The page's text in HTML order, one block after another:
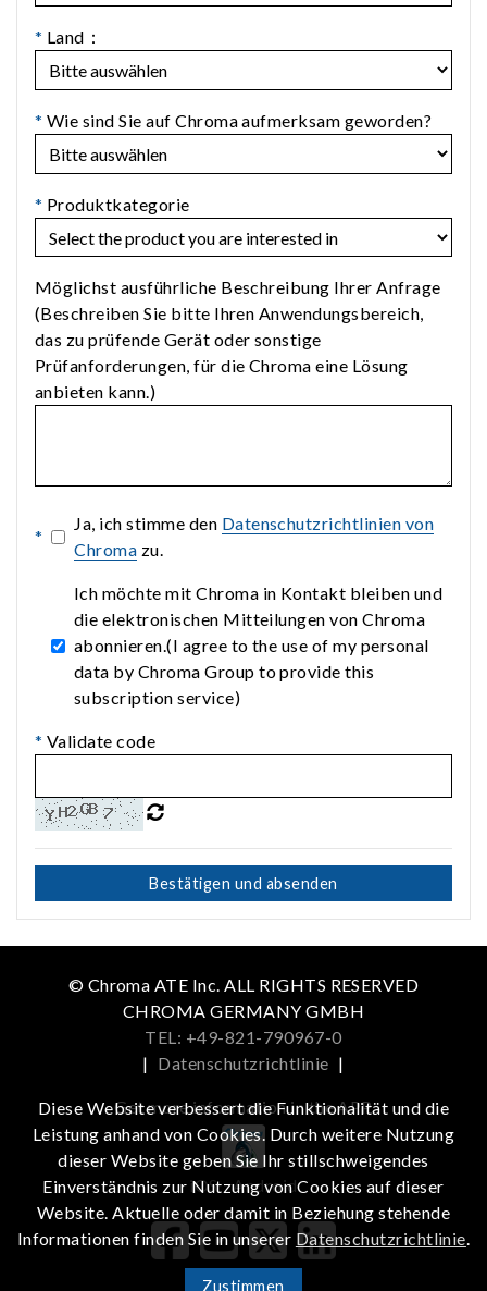
* Land：
* Wie sind Sie auf Chroma aufmerksam geworden?
* Produktkategorie
Möglichst ausführliche Beschreibung Ihrer Anfrage
(Beschreiben Sie bitte Ihren Anwendungsbereich,
das zu prüfende Gerät oder sonstige
Prüfanforderungen, für die Chroma eine Lösung
anbieten kann.)
*
Ja, ich stimme den Datenschutzrichtlinien von
Chroma zu.
Ich möchte mit Chroma in Kontakt bleiben und
die elektronischen Mitteilungen von Chroma
abonnieren.(I agree to the use of my personal
data by Chroma Group to provide this
subscription service)
* Validate code
Bestätigen und absenden
© Chroma ATE Inc. ALL RIGHTS RESERVED
CHROMA GERMANY GMBH
TEL: +49-821-790967-0
| Datenschutzrichtlinie |
Get more information in the APP
iOS Android
Diese Website verbessert die Funktionalität und die
Leistung anhand von Cookies. Durch weitere Nutzung
dieser Website geben Sie Ihr stillschweigendes
Einverständnis zur Nutzung von Cookies auf dieser
Website. Aktuelle oder damit in Beziehung stehende
Informationen finden Sie in unserer Datenschutzrichtlinie.
Zustimmen